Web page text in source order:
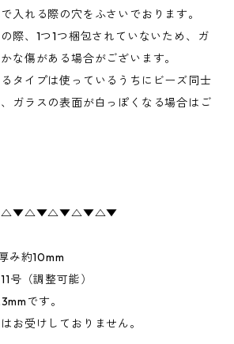
入れる際の穴をふさいでおります。
際、1つ1つ梱包されていないため、ガ
な傷がある場合がございます。
タイプは使っているうちにビーズ同士
ガラスの表面が白っぽくなる場合はご
み約10mm
号（調整可能）
です。
お受けしておりません。